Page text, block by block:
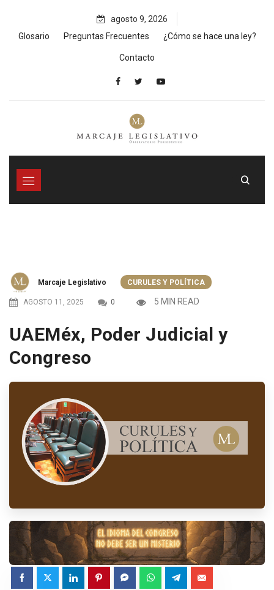
content
agosto 9, 2026
Glosario
Preguntas Frecuentes ¿Cómo se hace una ley?
Contacto
Marcaje Legislativo CURULES Y POLÍTICA
AGOSTO 11, 2025 0 5 MIN READ
UAEMéx, Poder Judicial y
Congreso